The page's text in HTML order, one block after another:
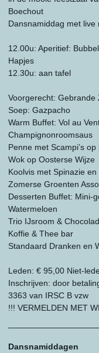
Boechout
Dansnamiddag met live
12.00u: Aperitief:
Hapjes
12.30u: aan tafel
Voorgerecht:
Soep: Gazpacho
Warm Buffet: Vol au
Champignonroomsaus
Penne met Scampi’s
Wok op Oosterse Wijze
Koolvis met Spinazie
Zomerse Groenten
Desserten Buffet: Mini-
Watermeloen
Trio IJsroom &
Koffie & Thee bar
Standaard Dranken en
Leden: € 95,00 Niet-
Inschrijven: door
3363 van IRSC B vzw
!!! VERMELDEN MET
Dansnamiddagen